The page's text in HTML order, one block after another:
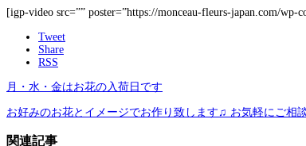
[igp-video src=”” poster=”https://monceau-fleurs-japan.com/wp-
Tweet
Share
RSS
月・水・金はお花の入荷日です
お好みのお花とイメージでお作り致します♫ お気軽にご相
関連記事